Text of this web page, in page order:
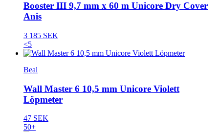
Booster III 9,7 mm x 60 m Unicore Dry Cover
Anis
3 185 SEK
<5
Beal
Wall Master 6 10,5 mm Unicore Violett
Löpmeter
47 SEK
50+